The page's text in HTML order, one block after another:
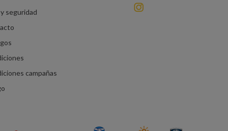
seguridad
campañas
instagram